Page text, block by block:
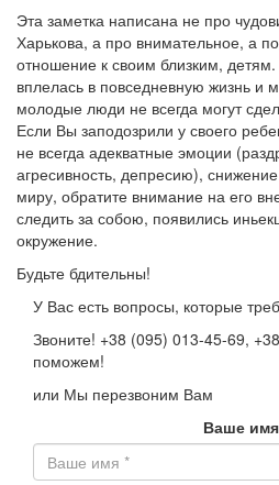
Эта заметка написана не про
Харькова, а про внимательное, а
отношение к своим близким,
вплелась в повседневную жизнь и
молодые люди не всегда могут
Если Вы заподозрили у своего
не всегда адекватные эмоции
агресивность, депресию),
миру, обратите внимание на его
следить за собою, появились
окружение.
Будьте бдительны!
У Вас есть вопросы, которые
Звоните! +38 (095) 013-45-69,
поможем!
или Мы перезвоним Вам
Ваше имя